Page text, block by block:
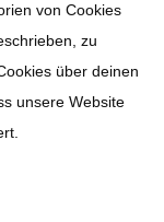
von Cookies
zu
über deinen
unsere Website